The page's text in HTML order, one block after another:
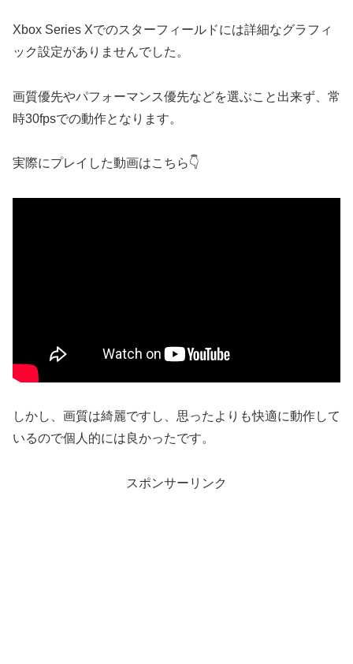
Xbox Series Xでのスターフィールドには詳細なグラフィ
ック設定がありませんでした。
画質優先やパフォーマンス優先などを選ぶこと出来ず、常
時30fpsでの動作となります。
実際にプレイした動画はこちら👇
しかし、画質は綺麗ですし、思ったよりも快適に動作して
いるので個人的には良かったです。
スポンサーリンク